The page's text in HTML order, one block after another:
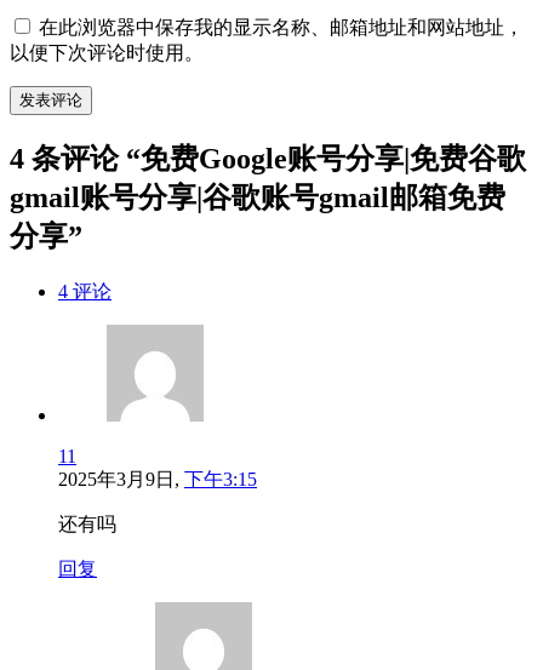
在此浏览器中保存我的显示名称、邮箱地址和网站地址，
以便下次评论时使用。
4 条评论 “免费Google账号分享|免费谷歌
gmail账号分享|谷歌账号gmail邮箱免费
分享”
4 评论
11
2025年3月9日, 下午3:15
还有吗
回复